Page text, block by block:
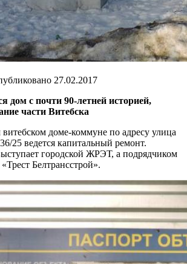
27.02.2017
дом с почти 90-летней историей,
части Витебска
доме-коммуне по адресу улица
25 ведется капитальный ремонт.
городской ЖРЭТ, а подрядчиком
Белтрансстрой».